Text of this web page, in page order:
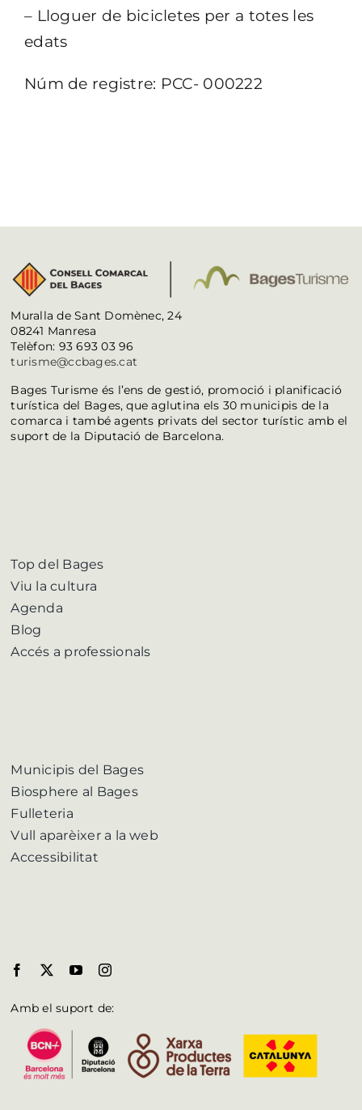
– Lloguer de bicicletes per a totes les
edats
Núm de registre: PCC- 000222
Muralla de Sant Domènec, 24
08241 Manresa
Telèfon: 93 693 03 96
turisme@ccbages.cat
Bages Turisme és l’ens de gestió, promoció i planificació
turística del Bages, que aglutina els 30 municipis de la
comarca i també agents privats del sector turístic amb el
suport de la Diputació de Barcelona.
Top del Bages
Viu la cultura
Agenda
Blog
Accés a professionals
Municipis del Bages
Biosphere al Bages
Fulleteria
Vull aparèixer a la web
Accessibilitat
Amb el suport de: